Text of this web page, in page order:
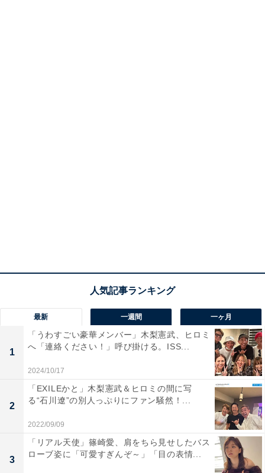
最新 一週間 一ヶ月
1
「うわすごい豪華メンバー」木梨憲武、ヒロミ
へ「連絡ください！」呼び掛ける。ISS...
2024/10/17
2
「EXILEかと」木梨憲武＆ヒロミの間に写
る“石川遼”の別人っぷりにファン騒然！...
2022/09/09
3
「リアル天使」篠崎愛、肩をちら見せしたバス
ローブ姿に「可愛すぎんぞ～」「目の表情...